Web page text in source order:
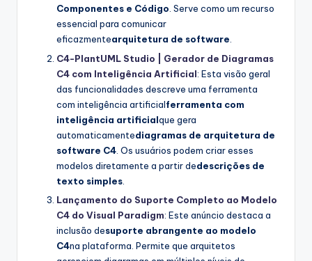
Componentes e Código. Serve como um recurso
essencial para comunicar
eficazmentearquitetura de software.
C4-PlantUML Studio | Gerador de Diagramas
C4 com Inteligência Artificial: Esta visão geral
das funcionalidades descreve uma ferramenta
com inteligência artificialferramenta com
inteligência artificialque gera
automaticamentediagramas de arquitetura de
software C4 . Os usuários podem criar esses
modelos diretamente a partir dedescrições de
texto simples
Lançamento do Suporte Completo ao Modelo
C4 do Visual Paradigm: Este anúncio destaca a
inclusão desuporte abrangente ao modelo
C4na plataforma. Permite que arquitetos